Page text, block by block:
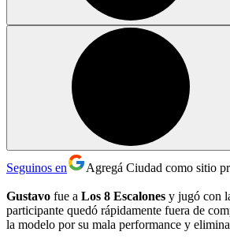
Seguinos en Agregá Ciudad como sitio
Gustavo fue a Los 8 Escalones y jugó con
participante quedó rápidamente fuera de
la modelo por su mala performance y